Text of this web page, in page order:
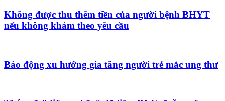
Không chủ quan với biến chứng của cúm mùa